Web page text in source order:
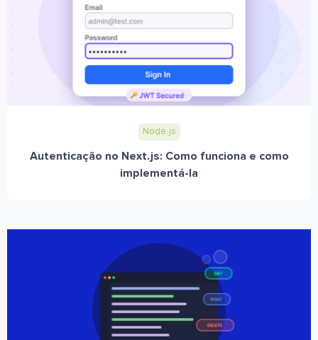
Node.js
Autenticação no Next.js: Como funciona e como
implementá-la